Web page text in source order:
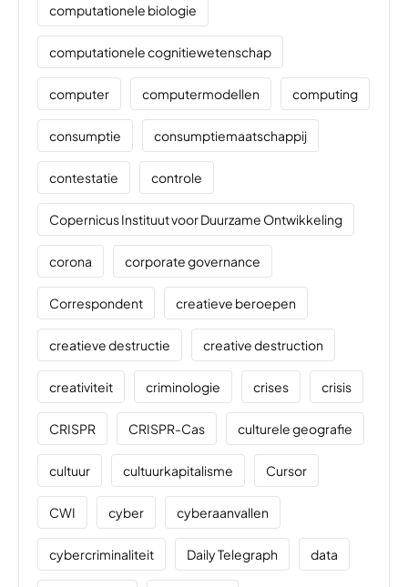
computationele biologie
computationele cognitiewetenschap
computer computermodellen computing
consumptie consumptiemaatschappij
contestatie controle
Copernicus Instituut voor Duurzame Ontwikkeling
corona corporate governance
Correspondent creatieve beroepen
creatieve destructie creative destruction
creativiteit criminologie crises crisis
CRISPR CRISPR-Cas culturele geografie
cultuur cultuurkapitalisme Cursor
CWI cyber cyberaanvallen
cybercriminaliteit Daily Telegraph data